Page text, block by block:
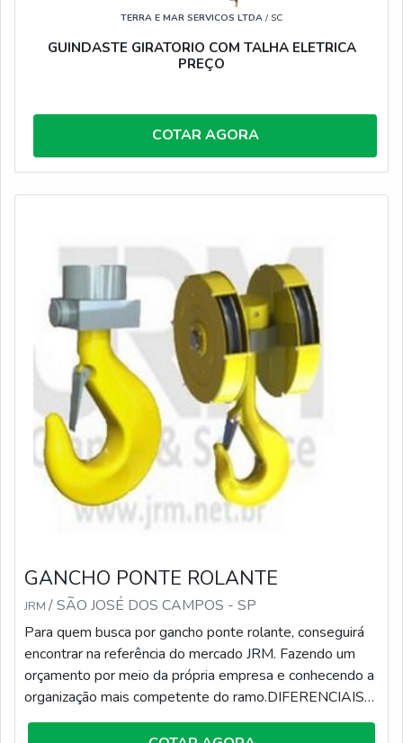
TERRA E MAR SERVICOS LTDA / SC
GUINDASTE GIRATORIO COM TALHA ELETRICA
PREÇO
COTAR AGORA
GANCHO PONTE ROLANTE
JRM / SÃO JOSÉ DOS CAMPOS - SP
Para quem busca por gancho ponte rolante, conseguirá
encontrar na referência do mercado JRM. Fazendo um
orçamento por meio da própria empresa e conhecendo a
organização mais competente do ramo.DIFERENCIAIS
IMPORTANTES DE GANCHO PONTE ROLANTEQuem